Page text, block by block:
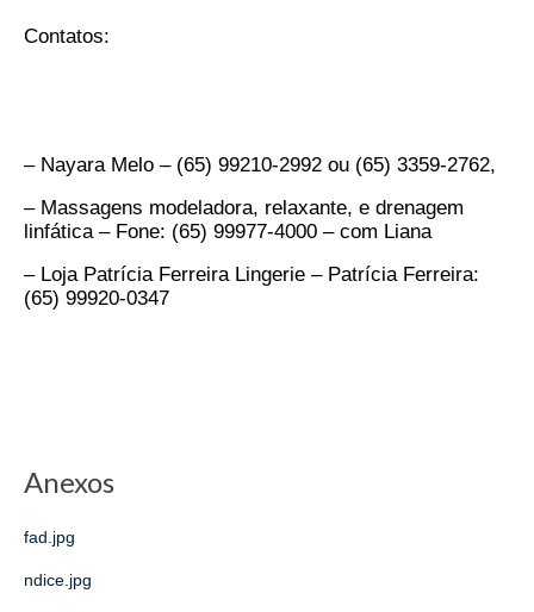
Contatos:
– Nayara Melo – (65) 99210-2992 ou (65) 3359-2762,
– Massagens modeladora, relaxante, e drenagem
linfática – Fone: (65) 99977-4000 – com Liana
– Loja Patrícia Ferreira Lingerie – Patrícia Ferreira:
(65) 99920-0347
Anexos
fad.jpg
ndice.jpg